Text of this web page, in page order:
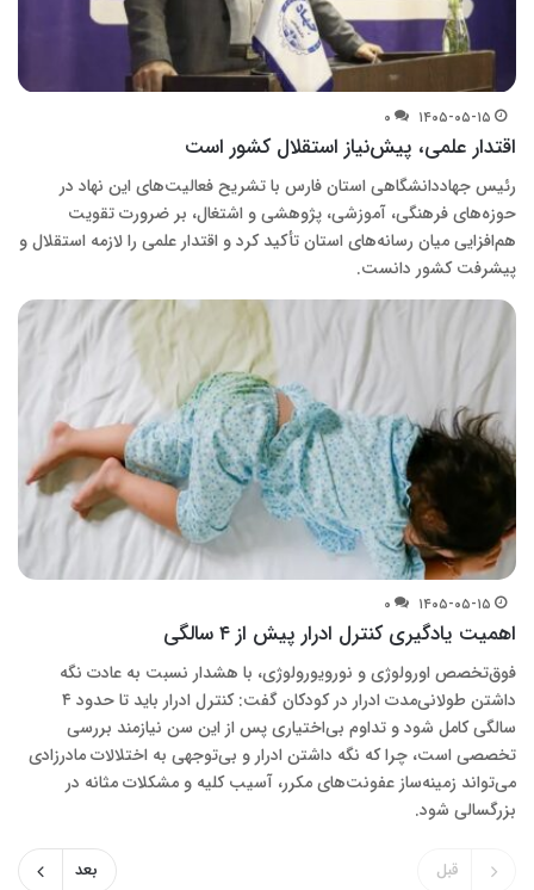
۱۴۰۵-۰۵-۱۵ ۰
اقتدار علمی، پیش‌نیاز استقلال کشور است
رئیس جهاددانشگاهی استان فارس با تشریح فعالیت‌های این نهاد در
حوزه‌های فرهنگی، آموزشی، پژوهشی و اشتغال، بر ضرورت تقویت
هم‌افزایی میان رسانه‌های استان تأکید کرد و اقتدار علمی را لازمه استقلال و
پیشرفت کشور دانست.
۱۴۰۵-۰۵-۱۵ ۰
اهمیت یادگیری کنترل ادرار پیش از ۴ سالگی
فوق‌تخصص اورولوژی و نورویورولوژی، با هشدار نسبت به عادت نگه
داشتن طولانی‌مدت ادرار در کودکان گفت: کنترل ادرار باید تا حدود ۴
سالگی کامل شود و تداوم بی‌اختیاری پس از این سن نیازمند بررسی
تخصصی است، چرا که نگه داشتن ادرار و بی‌توجهی به اختلالات مادرزادی
می‌تواند زمینه‌ساز عفونت‌های مکرر، آسیب کلیه و مشکلات مثانه در
بزرگسالی شود.
قبل بعد